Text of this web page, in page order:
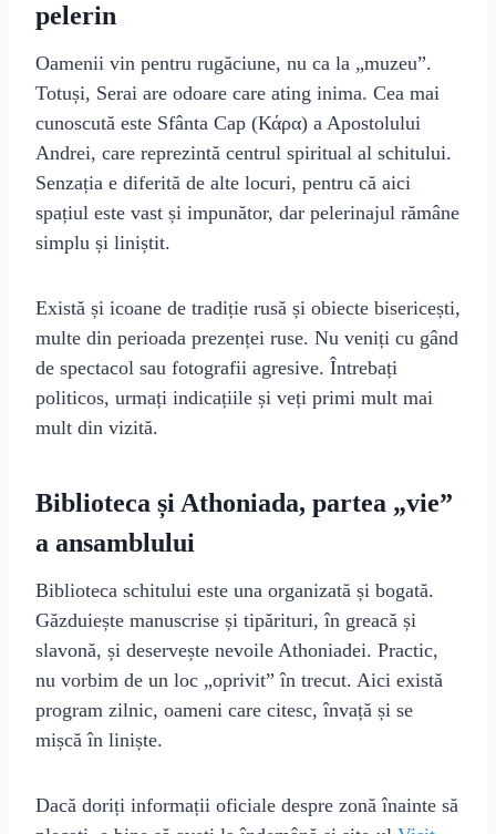
pelerin
Oamenii vin pentru rugăciune, nu ca la „muzeu”.
Totuși, Serai are odoare care ating inima. Cea mai
cunoscută este Sfânta Cap (Κάρα) a Apostolului
Andrei, care reprezintă centrul spiritual al schitului.
Senzația e diferită de alte locuri, pentru că aici
spațiul este vast și impunător, dar pelerinajul rămâne
simplu și liniștit.
Există și icoane de tradiție rusă și obiecte bisericești,
multe din perioada prezenței ruse. Nu veniți cu gând
de spectacol sau fotografii agresive. Întrebați
politicos, urmați indicațiile și veți primi mult mai
mult din vizită.
Biblioteca și Athoniada, partea „vie”
a ansamblului
Biblioteca schitului este una organizată și bogată.
Găzduiește manuscrise și tipărituri, în greacă și
slavonă, și deservește nevoile Athoniadei. Practic,
nu vorbim de un loc „oprivit” în trecut. Aici există
program zilnic, oameni care citesc, învață și se
mișcă în liniște.
Dacă doriți informații oficiale despre zonă înainte să